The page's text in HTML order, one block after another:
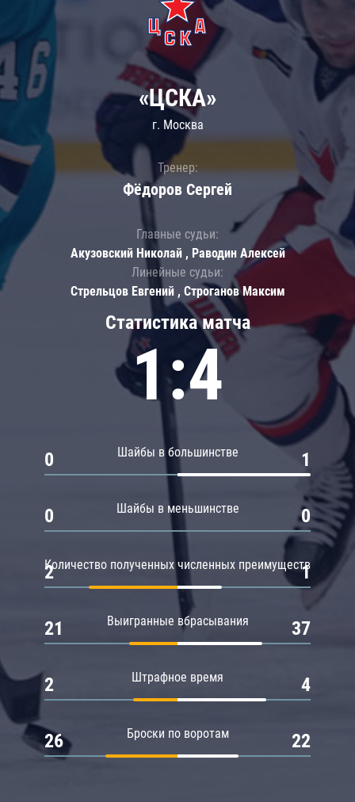
Статистика матча
1:4
Шайбы в большинстве
0 1
Шайбы в меньшинстве
0 0
Количество полученных численных преимуществ
2 1
Выигранные вбрасывания
21 37
Штрафное время
2 4
Броски по воротам
26 22
«ЦСКА»
г. Москва
Тренер:
Фёдоров Сергей
Главные судьи:
Акузовский Николай , Раводин Алексей
Линейные судьи:
Стрельцов Евгений , Строганов Максим